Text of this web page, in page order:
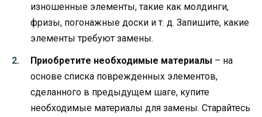
изношенные элементы, такие как молдинги,
фризы, погонажные доски и т. д. Запишите, какие
элементы требуют замены.
Приобретите необходимые материалы – на
основе списка поврежденных элементов,
сделанного в предыдущем шаге, купите
необходимые материалы для замены. Старайтесь